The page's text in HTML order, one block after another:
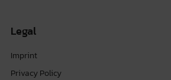
Legal
Imprint
Privacy Policy